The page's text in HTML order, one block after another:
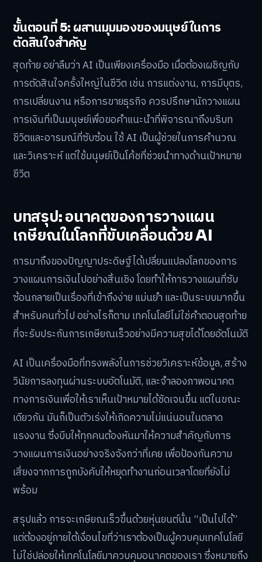
ขั้นตอนที่ 5: ผสานมุมมองของมนุษย์ในการ
ตัดสินใจสำคัญ
สุดท้าย อย่าลืมว่า AI เป็นเพียงเครื่องมือ เมื่อต้องเผชิญกับ
การตัดสินใจครั้งใหญ่ในชีวิต เช่น การแต่งงาน, การมีบุตร,
การเปลี่ยนงาน หรือการขายธุรกิจ ควรปรึกษานักวางแผน
การเงินที่เป็นมนุษย์เพื่อขอคำแนะนำที่พิจารณาถึงบริบท
ชีวิตและอารมณ์ที่ซับซ้อน ใช้ AI เป็นผู้ช่วยในการคำนวณ
และวิเคราะห์ แต่ใช้มนุษย์เป็นโค้ชที่ช่วยนำทางด้านเป้าหมาย
ชีวิต
บทสรุป: อนาคตของการวางแผน
เกษียณในโลกที่ขับเคลื่อนด้วย AI
การมาถึงของปัญญาประดิษฐ์ได้เปลี่ยนแปลงโลกของการ
วางแผนการเงินไปอย่างสิ้นเชิง โดยทำให้การวางแผนที่ซับ
ซ้อนกลายเป็นเรื่องที่เข้าถึงง่าย แม่นยำ และเป็นระบบมากขึ้น
สำหรับคนทั่วไป อย่างไรก็ตาม เทคโนโลยีไม่ใช่คำตอบสุดท้าย
ที่จะรับประกันการเกษียณเร็วอย่างมีความสุขได้โดยอัตโนมัติ
AI เป็นเครื่องมือที่ทรงพลังในการช่วยวิเคราะห์ข้อมูล, สร้าง
วินัยการลงทุนผ่านระบบอัตโนมัติ, และจำลองภาพอนาคต
ทางการเงินเพื่อให้เราเห็นเป้าหมายได้ชัดเจนขึ้น แต่ในขณะ
เดียวกัน มันก็เป็นตัวเร่งให้เกิดความไม่แน่นอนในตลาด
แรงงาน ซึ่งบีบให้ทุกคนต้องหันมาให้ความสำคัญกับการ
วางแผนการเงินอย่างจริงจังกว่าที่เคย เพื่อป้องกันความ
เสี่ยงจากการถูกบังคับให้หยุดทำงานก่อนเวลาโดยที่ยังไม่
พร้อม
สรุปแล้ว การจะเกษียณเร็วขึ้นด้วยหุ่นยนต์นั้น “เป็นไปได้”
แต่ต้องอยู่ภายใต้เงื่อนไขที่ว่าเราต้องเป็นผู้ควบคุมเทคโนโลยี
ไม่ใช่ปล่อยให้เทคโนโลยีมาควบคุมอนาคตของเรา ซึ่งหมายถึง